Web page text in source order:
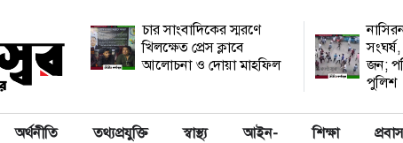
চার সাংবাদিকের স্মরণে
খিলক্ষেত প্রেস ক্লাবে
আলোচনা ও দোয়া মাহফিল
জন;
পুলিশ
অর্থনীতি তথ্যপ্রযুক্তি স্বাস্থ্য
আইন-
শিক্ষা প্রবাস